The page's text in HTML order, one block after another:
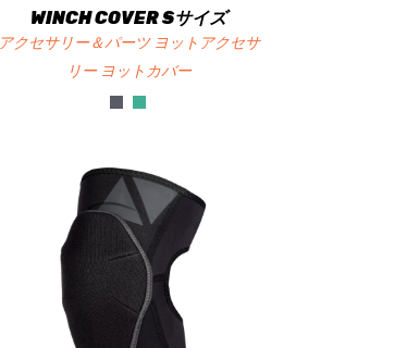
WINCH COVER Sサイズ
アクセサリー＆パーツ ヨットアクセサ
リー ヨットカバー